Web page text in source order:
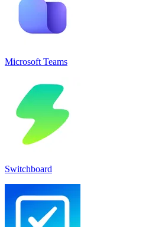
Microsoft Teams
Switchboard